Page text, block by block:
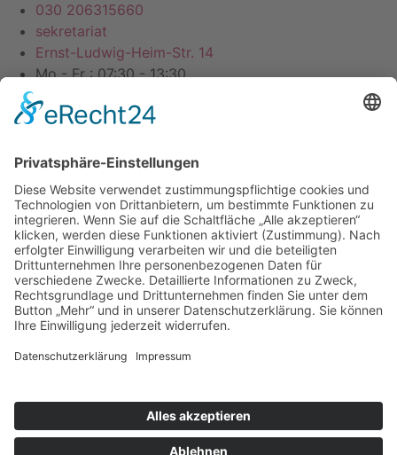
030 206315660
sekretariat
Ernst-Ludwig-Heim-Str. 14
Mo - Fr : 07:30 - 13:30
Impressum
Die Betreuung findet von